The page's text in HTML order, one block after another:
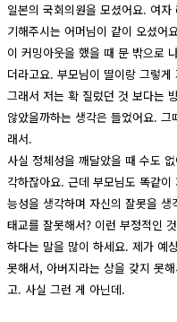
일본의 국회의원을 모셨어요. 여
기해주시는 어머님이 같이 오셨어
이 커밍아웃을 했을 때 문 밖으로
더라고요. 부모님이 딸이랑 그렇
그래서 저는 확 질렀던 것 보다는
않았을까하는 생각은 들었어요.
래서.
사실 정체성을 깨달았을 때 수도
각하잖아요. 근데 부모님도 똑같
능성을 생각하며 자신의 잘못을
태교를 잘못해서? 이런 부정적인
하다는 말을 많이 하세요. 제가 예
못해서, 아버지라는 상을 갖지 못
고. 사실 그런 게 아닌데.